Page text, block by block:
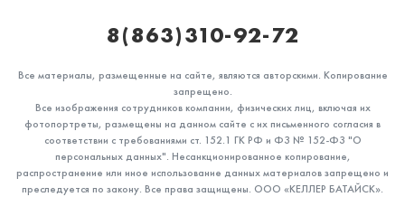
8(863)310-92-72
Все материалы, размещенные на сайте, являются авторскими. Копирование
запрещено.
Все изображения сотрудников компании, физических лиц, включая их
фотопортреты, размещены на данном сайте с их письменного согласия в
соответствии с требованиями ст. 152.1 ГК РФ и ФЗ № 152-ФЗ "О
персональных данных". Несанкционированное копирование,
распространение или иное использование данных материалов запрещено и
преследуется по закону. Все права защищены. ООО «КЕЛЛЕР БАТАЙСК».